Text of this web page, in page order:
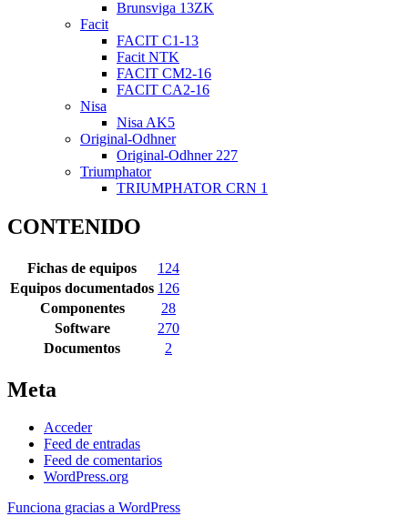
Brunsviga 13ZK
Facit
FACIT C1-13
Facit NTK
FACIT CM2-16
FACIT CA2-16
Nisa
Nisa AK5
Original-Odhner
Original-Odhner 227
Triumphator
TRIUMPHATOR CRN 1
CONTENIDO
Fichas de equipos
124
Equipos documentados 126
Componentes
28
Software
270
Documentos
2
Meta
Acceder
Feed de entradas
Feed de comentarios
WordPress.org
Funciona gracias a WordPress